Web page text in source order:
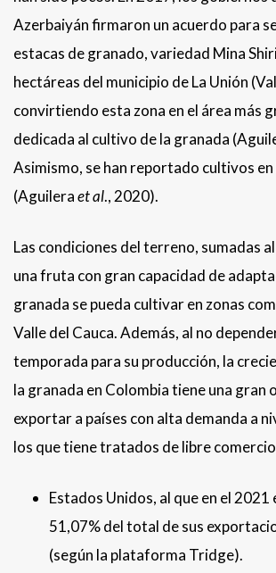
Azerbaiyán firmaron un acuerdo para
estacas de granado, variedad Mina
hectáreas del municipio de La Unión
convirtiendo esta zona en el área más
dedicada al cultivo de la granada
Asimismo, se han reportado cultivos en
(Aguileraet al., 2020).
Las condiciones del terreno, sumadas
una fruta con gran capacidad de
granada se pueda cultivar en zonas
Valle del Cauca. Además, al no
temporada para su producción, la
la granada en Colombia tiene una gran
exportar a países con alta demanda a
los que tiene tratados de libre
Estados Unidos, al que en el 2021
51,07% del total de sus
(según la plataforma Tridge).